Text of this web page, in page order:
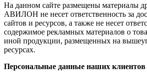
На данном сайте размещены материалы
АВИЛОН не несет ответственность за
сайтов и ресурсов, а также не несет
содержимое рекламных материалов о
иной продукции, размещенных на
ресурсах.
Персональные данные наших клиентов